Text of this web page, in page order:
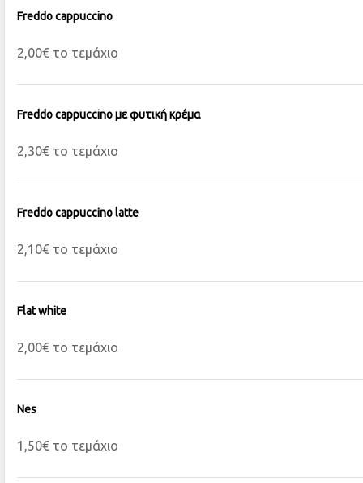
Freddo cappuccino
2,00€ το τεμάχιο
Freddo cappuccino με φυτική κρέμα
2,30€ το τεμάχιο
Freddo cappuccino latte
2,10€ το τεμάχιο
Flat white
2,00€ το τεμάχιο
Nes
1,50€ το τεμάχιο